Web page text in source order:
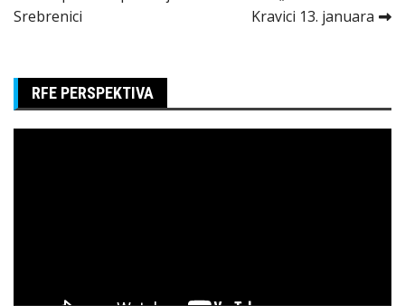
članka
Srebrenici
Kravici 13. januara
RFE PERSPEKTIVA